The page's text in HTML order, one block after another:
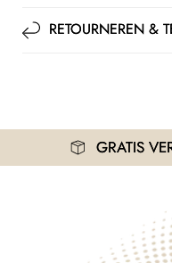
RETOURNEREN &
GRATIS